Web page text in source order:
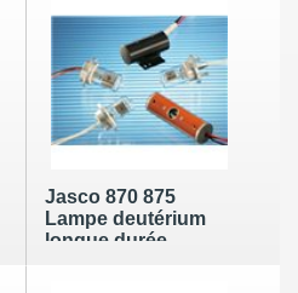
Jasco 870 875
Lampe deutérium
longue durée